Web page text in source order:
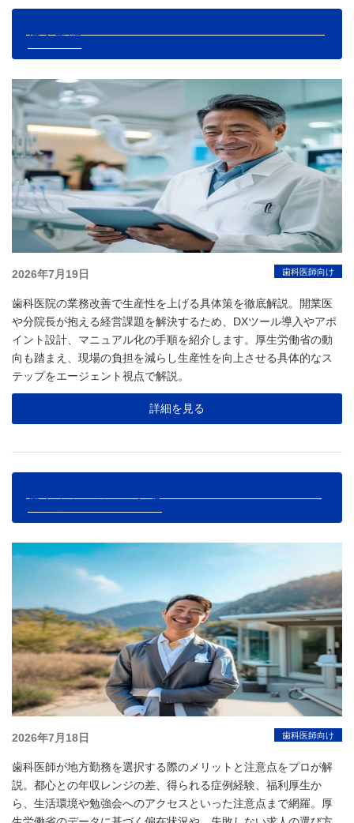
導入手順
投
日:
2026年7月19日 歯科医師向け
歯科医院の業務改善で生産性を上げる具体策を徹底解説。開業医
や分院長が抱える経営課題を解決するため、DXツール導入やアポ
イント設計、マニュアル化の手順を紹介します。厚生労働省の動
向も踏まえ、現場の負担を減らし生産性を向上させる具体的なス
テップをエージェント視点で解説。
詳細を見る
意点｜キャリアと年収
投
日:
2026年7月18日 歯科医師向け
歯科医師が地方勤務を選択する際のメリットと注意点をプロが解
説。都心との年収レンジの差、得られる症例経験、福利厚生か
ら、生活環境や勉強会へのアクセスといった注意点まで網羅。厚